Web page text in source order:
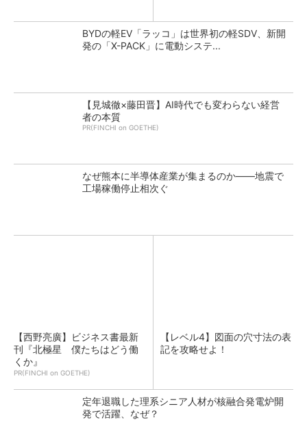
BYDの軽EV「ラッコ」は世界初の軽SDV、新開
発の「X-PACK」に電動システ...
【見城徹×藤田晋】AI時代でも変わらない経営
者の本質
PR(FINCHI on GOETHE)
なぜ熊本に半導体産業が集まるのか――地震で
工場稼働停止相次ぐ
【西野亮廣】ビジネス書最新
刊『北極星 僕たちはどう働
くか』
PR(FINCHI on GOETHE)
【レベル4】図面の穴寸法の表
記を攻略せよ！
定年退職した理系シニア人材が核融合発電炉開
発で活躍、なぜ？